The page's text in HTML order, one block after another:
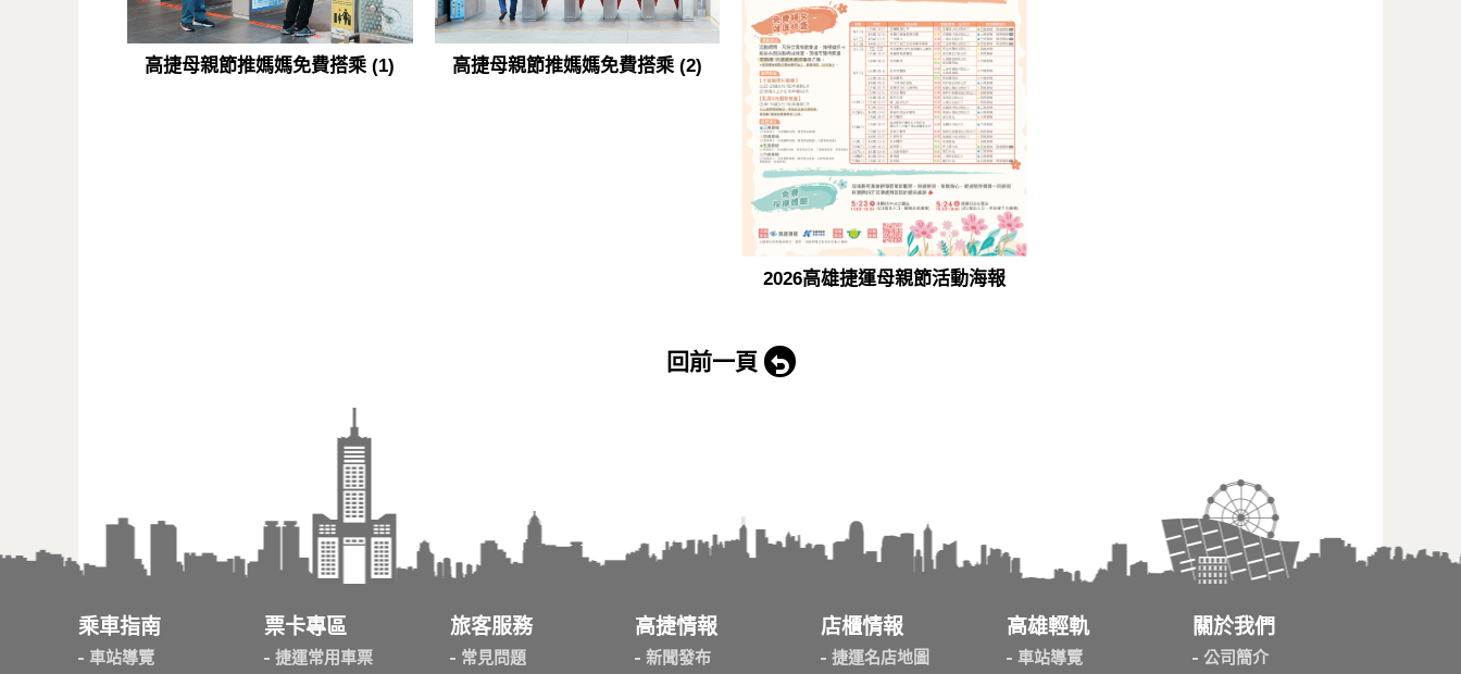
高捷母親節推媽媽免費搭乘 (1) 高捷母親節推媽媽免費搭乘 (2)
2026高雄捷運母親節活動海報
回前一頁
乘車指南
車站導覽
票卡專區
捷運常用車票
旅客服務
常見問題
高捷情報
新聞發布
店櫃情報
捷運名店地圖
高雄輕軌
車站導覽
關於我們
公司簡介